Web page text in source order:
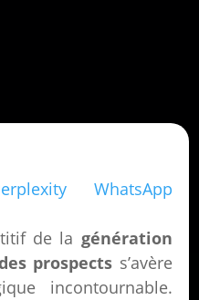
WhatsApp
de la génération
prospects s’avère
incontournable.